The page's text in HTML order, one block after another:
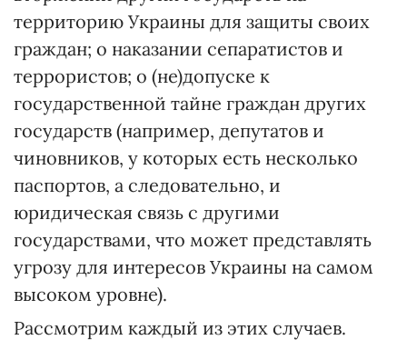
территорию Украины для защиты своих
граждан; о наказании сепаратистов и
террористов; о (не)допуске к
государственной тайне граждан других
государств (например, депутатов и
чиновников, у которых есть несколько
паспортов, а следовательно, и
юридическая связь с другими
государствами, что может представлять
угрозу для интересов Украины на самом
высоком уровне).
Рассмотрим каждый из этих случаев.